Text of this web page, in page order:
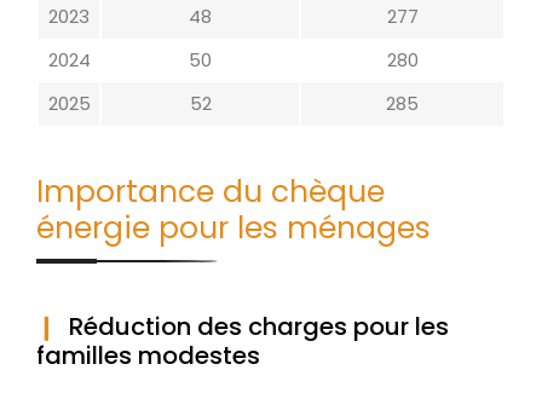
2023 48
277
2024
50
280
2025
52 285
Importance du chèque
énergie pour les ménages
Réduction des charges pour les
familles modestes